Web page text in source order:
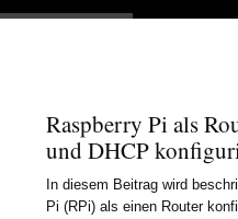
Raspberry Pi als
und DHCP
In diesem Beitrag wird
Pi (RPi) als einen Router